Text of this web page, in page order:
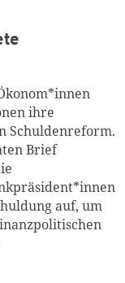
ihre
Schuldenreform.
Brief
auf, um